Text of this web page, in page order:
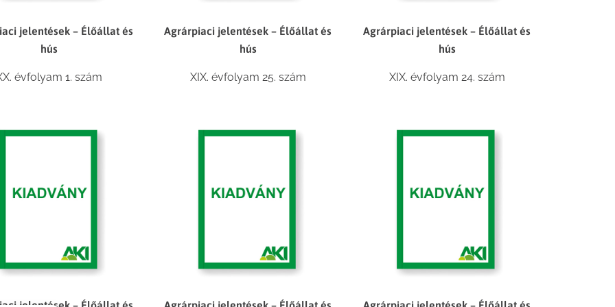
jelentések – Élőállat és
hús
évfolyam 1. szám
Agrárpiaci jelentések – Élőállat és
hús
XIX. évfolyam 25. szám
Agrárpiaci jelentések – Élőállat és
hús
XIX. évfolyam 24. szám